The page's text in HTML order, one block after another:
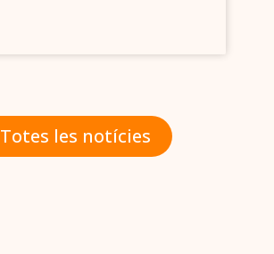
Totes les notícies